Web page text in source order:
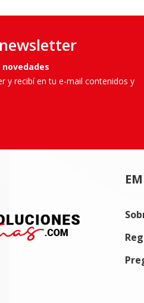
y recibí en tu e-mail contenidos y